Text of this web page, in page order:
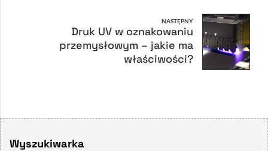
NASTĘPNY
Druk UV w oznakowaniu
przemysłowym – jakie ma
właściwości?
Wyszukiwarka